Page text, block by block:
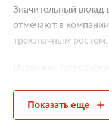
Значительный вклад
отмечают в
трехзначным ростом.
Показать еще